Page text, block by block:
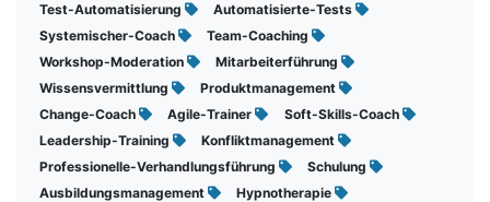
Test-Automatisierung
Automatisierte-Tests
Systemischer-Coach
Team-Coaching
Workshop-Moderation
Mitarbeiterführung
Wissensvermittlung
Produktmanagement
Change-Coach
Agile-Trainer
Soft-Skills-Coach
Leadership-Training
Konfliktmanagement
Professionelle-Verhandlungsführung
Schulung
Ausbildungsmanagement
Hypnotherapie